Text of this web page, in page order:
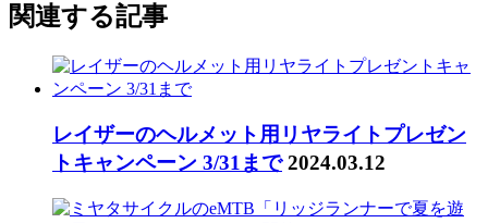
関連する記事
レイザーのヘルメット用リヤライトプレゼン
トキャンペーン 3/31まで 2024.03.12